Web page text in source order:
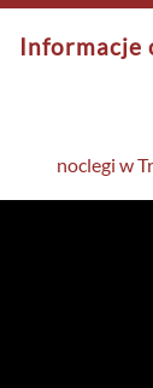
Informacje
noclegi w